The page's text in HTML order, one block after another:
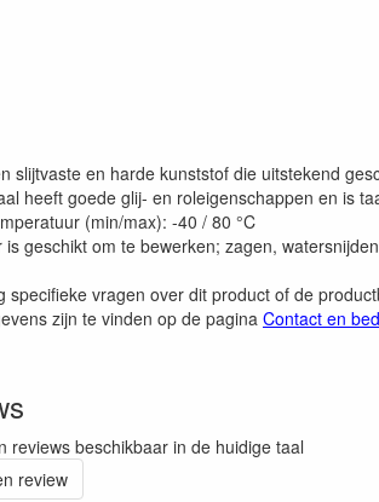
slijtvaste en harde kunststof die uitstekend
heeft goede glij- en roleigenschappen en is
(min/max): -40 / 80 °C
is geschikt om te bewerken; zagen,
specifieke vragen over dit product of de
zijn te vinden op de pagina Contact en
reviews beschikbaar in de huidige taal
review